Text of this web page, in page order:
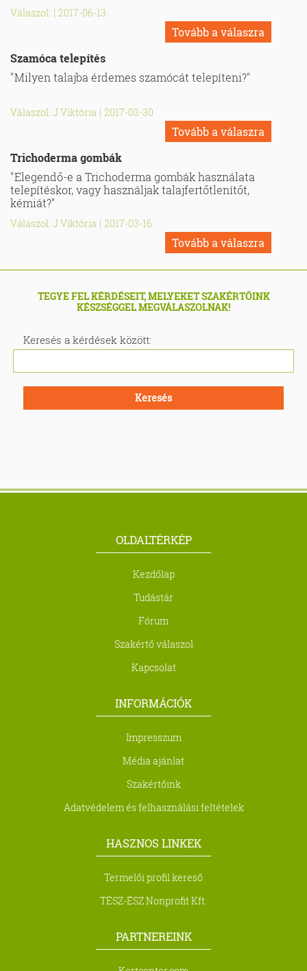
Válaszol: | 2017-06-13
Tovább a válaszra
Szamóca telepítés
"Milyen talajba érdemes szamócát telepíteni?"
Válaszol: J Viktória | 2017-03-30
Tovább a válaszra
Trichoderma gombák
"Elegendő-e a Trichoderma gombák használata
telepítéskor, vagy használjak talajfertőtlenítőt,
kémiát?"
Válaszol: J Viktória | 2017-03-16
Tovább a válaszra
TEGYE FEL KÉRDÉSEIT, MELYEKET SZAKÉRTŐINK
KÉSZSÉGGEL MEGVÁLASZOLNAK!
Keresés a kérdések között:
Keresés
OLDALTÉRKÉP
Kezdőlap
Tudástár
Fórum
Szakértő válaszol
Kapcsolat
INFORMÁCIÓK
Impresszum
Média ajánlat
Szakértőink
Adatvédelem és felhasználási feltételek
HASZNOS LINKEK
Termelői profil kereső
TÉSZ-ÉSZ Nonprofit Kft.
PARTNEREINK